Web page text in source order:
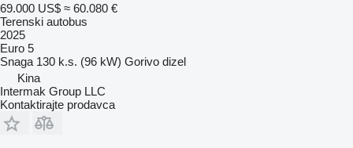
69.000 US$ ≈ 60.080 €
Terenski autobus
2025
Euro 5
Snaga 130 k.s. (96 kW) Gorivo dizel
Kina
Intermak Group LLC
Kontaktirajte prodavca